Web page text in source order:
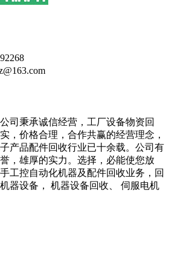
司秉承诚信经营，工厂设备物资回
，价格合理，合作共赢的经营理念，
产品配件回收行业已十余载。公司有
，雄厚的实力。选择，必能使您放
工控自动化机器及配件回收业务，回
器设备， 机器设备回收、 伺服电机